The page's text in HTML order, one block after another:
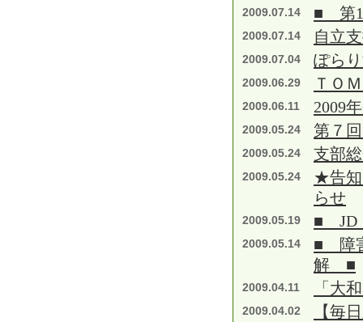
2009.07.14 ■ 第
2009.07.14 自立
2009.07.04 ぽら
2009.06.29 ＴＯ
2009.06.11 2009
2009.05.24 第７
2009.05.24 支部
2009.05.24
★告
らせ
2009.05.19 ■ JD
2009.05.14
■ 障
解 ■
2009.04.11 「大
2009.04.02
【毎